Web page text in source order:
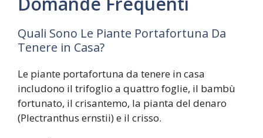
Quali Sono Le Piante Portafortuna Da
Tenere in Casa?
Le piante portafortuna da tenere in casa
includono il trifoglio a quattro foglie, il bambù
fortunato, il crisantemo, la pianta del denaro
(Plectranthus ernstii) e il crisso.